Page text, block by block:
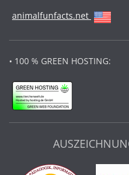
animalfunfacts.net
• 100 % GREEN HOSTING: